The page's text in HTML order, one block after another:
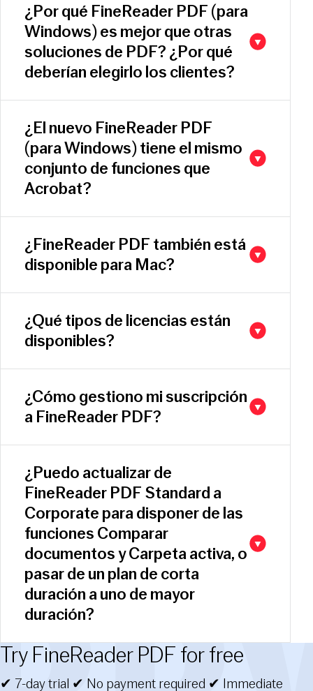
¿Por qué FineReader PDF (para
Windows) es mejor que otras
soluciones de PDF? ¿Por qué
deberían elegirlo los clientes?
¿El nuevo FineReader PDF
(para Windows) tiene el mismo
conjunto de funciones que
Acrobat?
¿FineReader PDF también está
disponible para Mac?
¿Qué tipos de licencias están
disponibles?
¿Cómo gestiono mi suscripción
a FineReader PDF?
¿Puedo actualizar de
FineReader PDF Standard a
Corporate para disponer de las
funciones Comparar
documentos y Carpeta activa, o
pasar de un plan de corta
duración a uno de mayor
duración?
Try FineReader PDF for free
✔ 7-day trial ✔ No payment required ✔ Immediate